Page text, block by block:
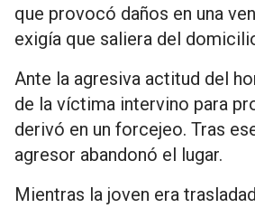
que provocó daños en una
exigía que saliera del
Ante la agresiva actitud del
de la víctima intervino para
derivó en un forcejeo. Tras
agresor abandonó el lugar.
Mientras la joven era